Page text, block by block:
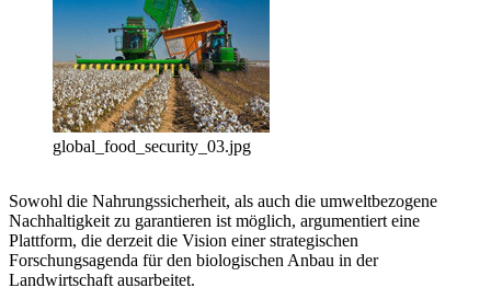
global_food_security_03.jpg
Sowohl die Nahrungssicherheit, als auch die umweltbezogene
Nachhaltigkeit zu garantieren ist möglich, argumentiert eine
Plattform, die derzeit die Vision einer strategischen
Forschungsagenda für den biologischen Anbau in der
Landwirtschaft ausarbeitet.